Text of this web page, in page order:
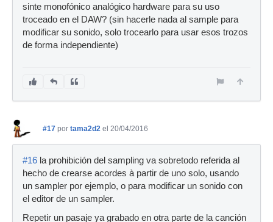
sinte monofónico analógico hardware para su uso
troceado en el DAW? (sin hacerle nada al sample para
modificar su sonido, solo trocearlo para usar esos trozos
de forma independiente)
#17 por tama2d2 el 20/04/2016
#16 la prohibición del sampling va sobretodo referida al
hecho de crearse acordes à partir de uno solo, usando
un sampler por ejemplo, o para modificar un sonido con
el editor de un sampler.
Repetir un pasaje ya grabado en otra parte de la canción